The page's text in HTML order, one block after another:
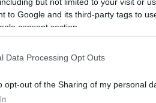
to Google and its third-party tags to
consent section.
Data Processing Opt Outs
opt-out of the Sharing of my personal
Αγγλικών σε
η πιο Εύκολη